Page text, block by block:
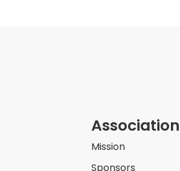
Association
Mission
Sponsors